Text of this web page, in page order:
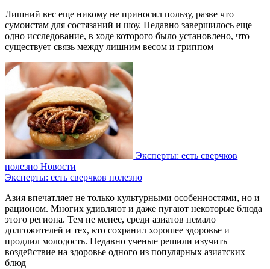
Лишний вес еще никому не приносил пользу, разве что
сумоистам для состязаний и шоу. Недавно завершилось еще
одно исследование, в ходе которого было установлено, что
существует связь между лишним весом и гриппом
Эксперты: есть сверчков
полезно Новости
Эксперты: есть сверчков полезно
Азия впечатляет не только культурными особенностями, но и
рационом. Многих удивляют и даже пугают некоторые блюда
этого региона. Тем не менее, среди азиатов немало
долгожителей и тех, кто сохранил хорошее здоровье и
продлил молодость. Недавно ученые решили изучить
воздействие на здоровье одного из популярных азиатских
блюд